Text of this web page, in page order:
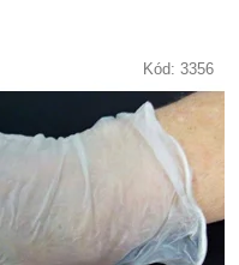
Kód: 3356